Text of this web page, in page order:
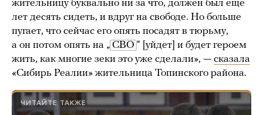
жительницу буквально ни за что, должен был еще
лет десять сидеть, и вдруг на свободе. Но больше
пугает, что сейчас его опять посадят в тюрьму,
а он потом опять на „ СВО “ [уйдет] и будет героем
жить, как многие зеки это уже сделали», — сказала
«Сибирь Реалии» жительница Топинского района.
ЧИТАЙТЕ ТАКЖЕ